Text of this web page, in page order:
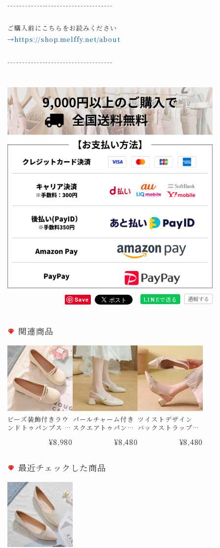
------------------------------------
ご購入前にこちらをお読みください
→https://shop.melffy.net/about
------------------------------------
Save LINEで送る 通報する
関連商品
ビーズ装飾付きラウ
ンドトゥパンプス M
¥8,980
パールチャーム付き
スクエアトゥパンプ
¥8,480
ツイストデザイン
バックストラップパ
¥8,480
最近チェックした商品